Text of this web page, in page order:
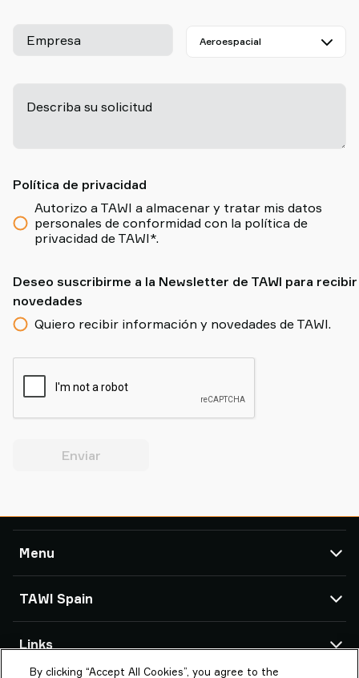
Empresa
Describa su solicitud
Política de privacidad
Autorizo a TAWI a almacenar y tratar mis datos
personales de conformidad con la política de
privacidad de TAWI*.
Deseo suscribirme a la Newsletter de TAWI para recibir
novedades
Quiero recibir información y novedades de TAWI.
Enviar
Menu
Soluciones
Casos de éxito
TAWI Spain
Oficinas de TAWI
Links
Acerca de Piab Group
By clicking “Accept All Cookies”, you agree to the